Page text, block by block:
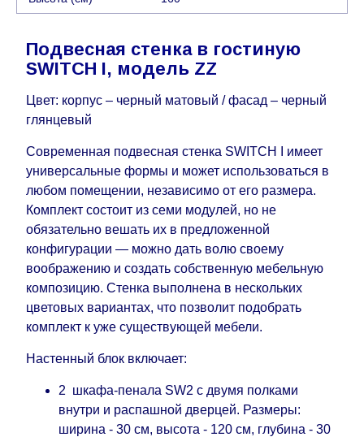
дни) от даты получения оплаты от
кредитной
компании клиента.
Возможны задержки, связанные с морской
доставкой при заказе мебели из-за границы, на
случаях срок доставки будет продлен еще на 30
рабочих дней и не будет считаться
задержкой.Вместе с тем поставщики
прилагают все усилия, чтобы максимально
ускоритьдоставку, но, не имея возможности
это гарантировать, поэтому интернет-магазин
не несет ответственности за какие-либо
задержки.
Мебель из категории "Модульная мебель"
является модулярной, что оставляет право за
Поставщиком сделать доставку по мере
дополнительных 60 рабочих дней после первой
доставки товара на дом клиенту.
Подвесная стенка в гостиную
SWITCH I, модель ZZ
Цвет: корпус – черный матовый / фасад – черный
глянцевый
Современная подвесная стенка SWITCH I имеет
универсальные формы и может использоваться в
любом помещении, независимо от его размера.
Комплект состоит из семи модулей, но не
обязательно вешать их в предложенной
конфигурации — можно дать волю своему
воображению и создать собственную мебельную
композицию. Стенка выполнена в нескольких
цветовых вариантах, что позволит подобрать
комплект к уже существующей мебели.
Настенный блок включает:
2 шкафа-пенала SW2 с двумя полками
внутри и распашной дверцей. Размеры:
ширина - 30 см, высота - 120 см, глубина - 30